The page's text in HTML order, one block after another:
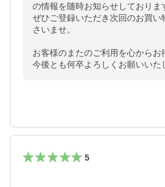
の情報を随時お知らせしておりま
ぜひご登録いただき次回のお買い
さいませ。
お客様のまたのご利用を心からお
今後とも何卒よろしくお願いいた
5